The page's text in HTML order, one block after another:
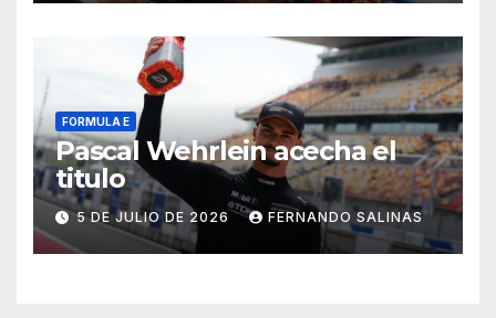
FORMULA E
Pascal Wehrlein acecha el
titulo
5 DE JULIO DE 2026 FERNANDO SALINAS